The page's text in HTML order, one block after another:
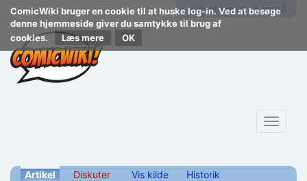
ComicWiki bruger en cookie til at huske log-in. Ved at besøge
denne hjemmeside giver du samtykke til brug af
cookies.
Læs mere
Opret konto Log på
Toggle
Artikel Diskuter Vis kilde Historik